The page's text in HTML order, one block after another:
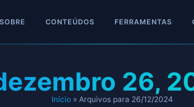
SOBRE CONTEÚDOS FERRAMENTAS
26,
Início» Arquivos para 26/12/2024